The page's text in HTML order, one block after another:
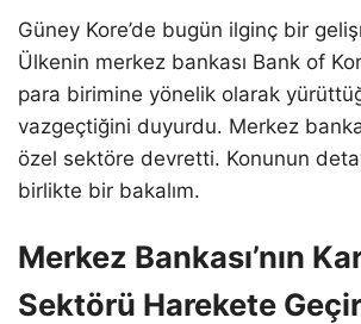
Güney Kore’de bugün ilginç bir
Ülkenin merkez bankası Bank of
para birimine yönelik olarak
vazgeçtiğini duyurdu. Merkez
özel sektöre devretti. Konunun
birlikte bir bakalım.
Merkez Bankası’nın
Sektörü Harekete